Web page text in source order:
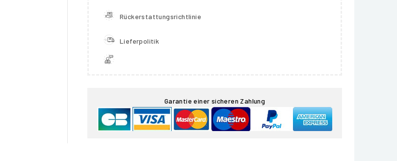
Rückerstattungsrichtlinie
Lieferpolitik
Garantie einer sicheren Zahlung